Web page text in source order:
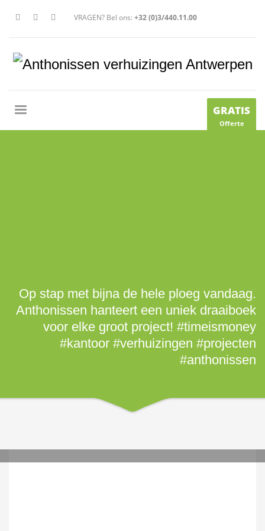
VRAGEN? Bel ons: +32 (0)3/440.11.00
GRATIS
Offerte
Op stap met bijna de hele ploeg vandaag.
Anthonissen hanteert een uniek draaiboek
voor elke groot project! #timeismoney
#kantoor #verhuizingen #projecten
#anthonissen